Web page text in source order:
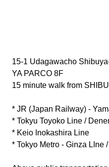
15-1 Udagawacho
YA PARCO 8F
15 minute walk from
* JR (Japan Railway) -
* Tokyu Toyoko Line /
* Keio Inokashira Line
* Tokyo Metro - Ginza LIne